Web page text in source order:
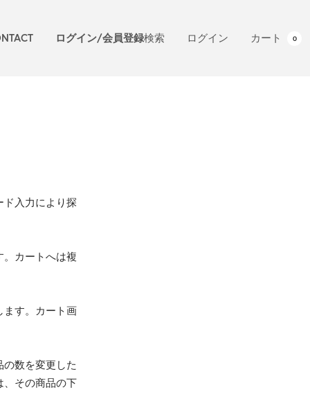
ログイン/会員登録検索 ログイン カート 0
入力により探
カートへは複
ます。カート画
数を変更した
、その商品の下